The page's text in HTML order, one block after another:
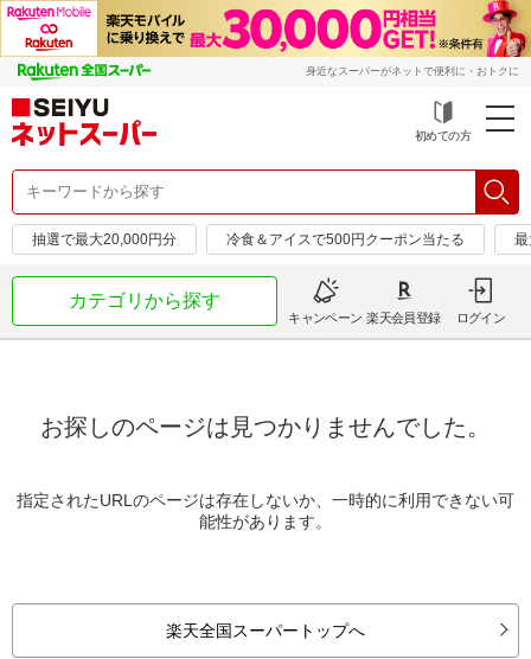
身近なスーパーがネットで便利に・おトクに
初めての方
抽選で最大20,000円分 冷食＆アイスで500円クーポン当たる
カテゴリから探す
キャンペーン 楽天会員登録 ログイン
お探しのページは見つかりませんでした。
指定されたURLのページは存在しないか、一時的に利用できない可
能性があります。
楽天全国スーパートップへ